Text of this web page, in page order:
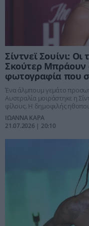
Σίντνεϊ Σουίνι:
Σκούτερ Μπράουν
φωτογραφία που
Ένα άλμπουμ γεμάτο
Αυστραλία μοιράστηκε η
φίλους. Η δημοφιλής
σύντροφό της, Σκούτερ
περιπέτειες και τις
selfie της τράβηξε τα
media.
ΙΩΑΝΝΑ ΚΑΡΑ
21.07.2026 | 20:10